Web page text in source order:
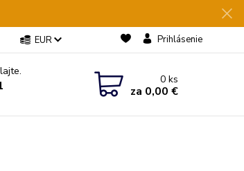
EUR Prihlásenie
0ks
za 0,00 €